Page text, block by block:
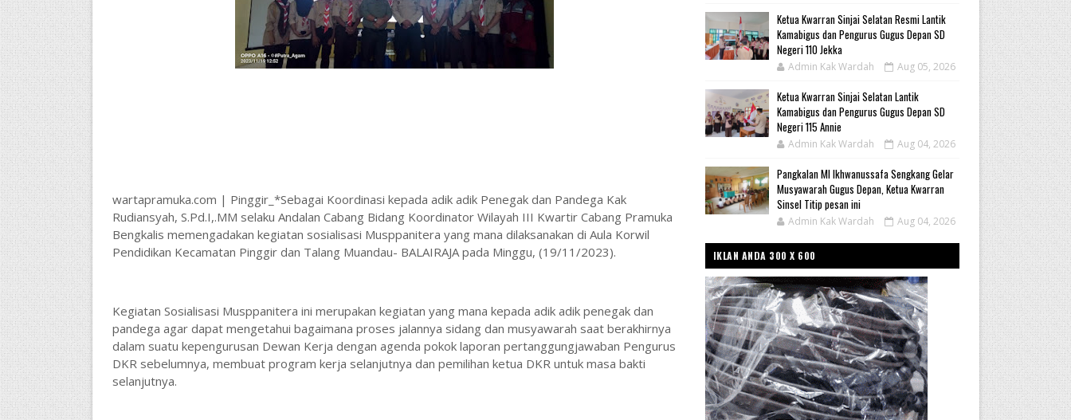
wartapramuka.com | Pinggir_*Sebagai Koordinasi kepada adik adik Penegak dan Pandega Kak
Rudiansyah, S.Pd.I,.MM selaku Andalan Cabang Bidang Koordinator Wilayah III Kwartir Cabang Pramuka
Bengkalis memengadakan kegiatan sosialisasi Musppanitera yang mana dilaksanakan di Aula Korwil
Pendidikan Kecamatan Pinggir dan Talang Muandau- BALAIRAJA pada Minggu, (19/11/2023).
Kegiatan Sosialisasi Musppanitera ini merupakan kegiatan yang mana kepada adik adik penegak dan
pandega agar dapat mengetahui bagaimana proses jalannya sidang dan musyawarah saat berakhirnya
dalam suatu kepengurusan Dewan Kerja dengan agenda pokok laporan pertanggungjawaban Pengurus
DKR sebelumnya, membuat program kerja selanjutnya dan pemilihan ketua DKR untuk masa bakti
selanjutnya.
Ketua Kwarran Sinjai Selatan Resmi Lantik
Kamabigus dan Pengurus Gugus Depan SD
Negeri 110 Jekka
Admin Kak Wardah Aug 05, 2026
Ketua Kwarran Sinjai Selatan Lantik
Kamabigus dan Pengurus Gugus Depan SD
Negeri 115 Annie
Admin Kak Wardah Aug 04, 2026
Pangkalan MI Ikhwanussafa Sengkang Gelar
Musyawarah Gugus Depan, Ketua Kwarran
Sinsel Titip pesan ini
Admin Kak Wardah Aug 04, 2026
IKLAN ANDA 300 X 600